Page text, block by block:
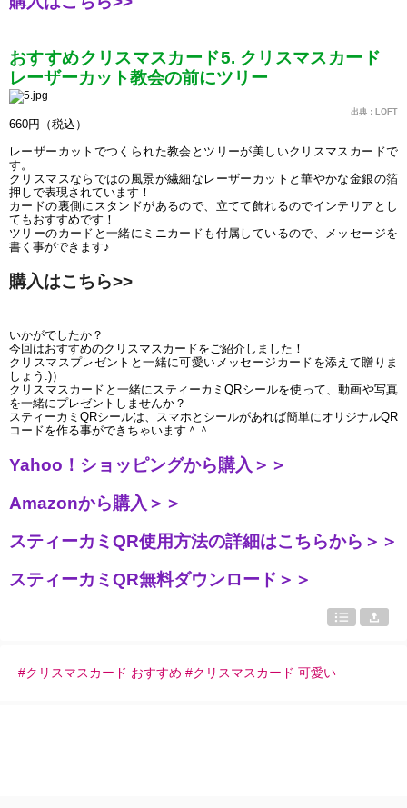
おすすめクリスマスカード5. クリスマスカード
レーザーカット教会の前にツリー
出典：LOFT
660円（税込）
レーザーカットでつくられた教会とツリーが美しいクリスマスカードで
す。
クリスマスならではの風景が繊細なレーザーカットと華やかな金銀の箔
押しで表現されています！
カードの裏側にスタンドがあるので、立てて飾れるのでインテリアとし
てもおすすめです！
ツリーのカードと一緒にミニカードも付属しているので、メッセージを
書く事ができます♪
購入はこちら>>
いかがでしたか？
今回はおすすめのクリスマスカードをご紹介しました！
クリスマスプレゼントと一緒に可愛いメッセージカードを添えて贈りま
しょう:)）
クリスマスカードと一緒にスティーカミQRシールを使って、動画や写真
を一緒にプレゼントしませんか？
スティーカミQRシールは、スマホとシールがあれば簡単にオリジナルQR
コードを作る事ができちゃいます＾＾
Yahoo！ショッピングから購入＞＞
Amazonから購入＞＞
スティーカミQR使用方法の詳細はこちらから＞＞
スティーカミQR無料ダウンロード＞＞
#クリスマスカード おすすめ #クリスマスカード 可愛い